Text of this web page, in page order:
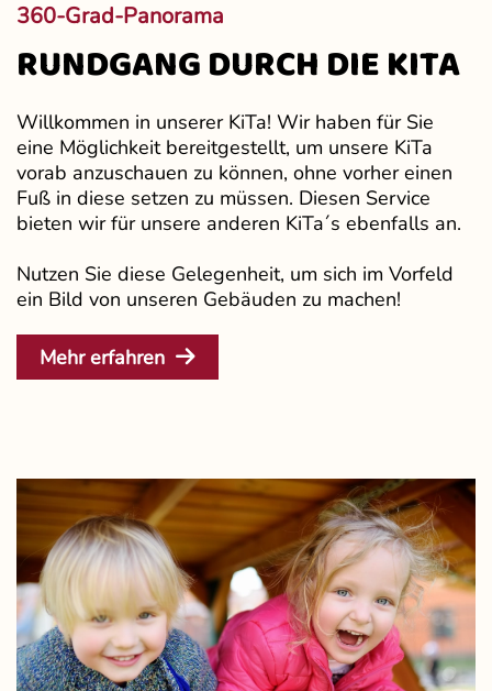
360-Grad-Panorama
RUNDGANG DURCH DIE KITA
Willkommen in unserer KiTa! Wir haben für Sie
eine Möglichkeit bereitgestellt, um unsere KiTa
vorab anzuschauen zu können, ohne vorher einen
Fuß in diese setzen zu müssen. Diesen Service
bieten wir für unsere anderen KiTa´s ebenfalls an.
Nutzen Sie diese Gelegenheit, um sich im Vorfeld
ein Bild von unseren Gebäuden zu machen!
Mehr erfahren